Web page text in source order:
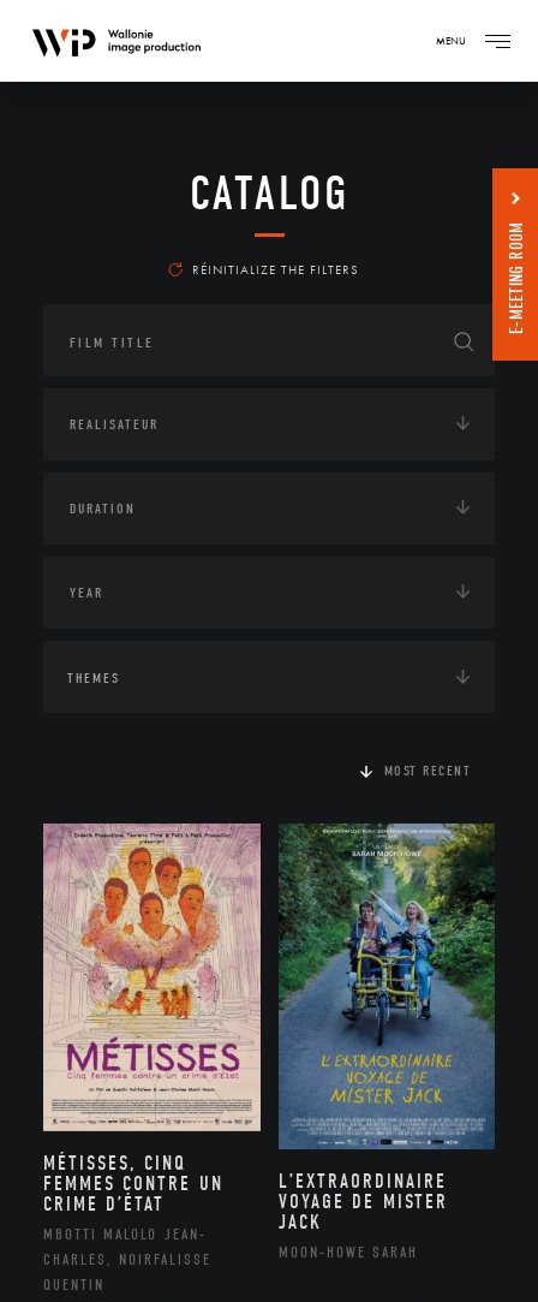
MENU
CATALOG
RÉINITIALIZE THE FILTERS
THEMES
MOST RECENT
MÉTISSES, CINQ
FEMMES CONTRE UN
CRIME D’ÉTAT
MBOTTI MALOLO JEAN-
CHARLES, NOIRFALISSE
QUENTIN
L’EXTRAORDINAIRE
VOYAGE DE MISTER
JACK
MOON-HOWE SARAH
E-MEETING ROOM